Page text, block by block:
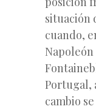
situación
cuando,
Portugal,
cambio